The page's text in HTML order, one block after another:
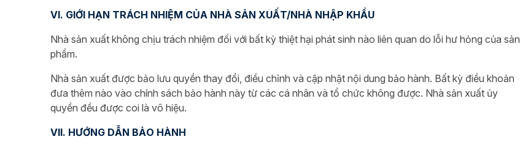
VI. GIỚI HẠN TRÁCH NHIỆM CỦA NHÀ SẢN XUẤT/NHÀ NHẬP KHẨU
Nhà sản xuất không chịu trách nhiệm đối với bất kỳ thiệt hại phát sinh nào liên quan do lỗi hư hỏng của sản
phẩm.
Nhà sản xuất được bảo lưu quyền thay đổi, điều chỉnh và cập nhật nội dung bảo hành. Bất kỳ điều khoản
đưa thêm nào vào chính sách bảo hành này từ các cá nhân và tổ chức không được. Nhà sản xuất ủy
quyền đều được coi là vô hiệu.
VII. HƯỚNG DẪN BẢO HÀNH